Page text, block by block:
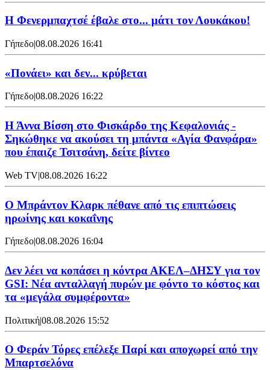
Η Φενερμπαχτσέ έβαλε στο... μάτι τον Λουκάκου!
Γήπεδο|08.08.2026 16:41
«Πονάει» και δεν... κρύβεται
Γήπεδο|08.08.2026 16:22
Η Άννα Βίσση στο Φισκάρδο της Κεφαλονιάς -
Σηκώθηκε να ακούσει τη μπάντα «Αγία Φανφάρα»
που έπαιζε Τσιτσάνη, δείτε βίντεο
Web TV|08.08.2026 16:22
Ο Μπράντον Κλαρκ πέθανε από τις επιπτώσεις
ηρωίνης και κοκαΐνης
Γήπεδο|08.08.2026 16:04
Δεν λέει να κοπάσει η κόντρα ΑΚΕΛ–ΔΗΣΥ για τον
GSI: Νέα ανταλλαγή πυρών με φόντο το κόστος και
τα «μεγάλα συμφέροντα»
Πολιτική|08.08.2026 15:52
Ο Φεράν Τόρες επέλεξε Παρί και αποχωρεί από την
Μπαρτσελόνα